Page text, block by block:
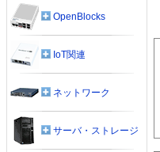
OpenBlocks
IoT関連
ネットワーク
サーバ・ストレージ